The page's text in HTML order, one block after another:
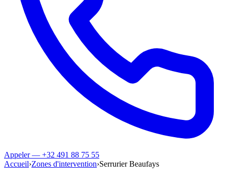
Appeler — +32 491 88 75 55
Accueil›Zones d'intervention›Serrurier Beaufays